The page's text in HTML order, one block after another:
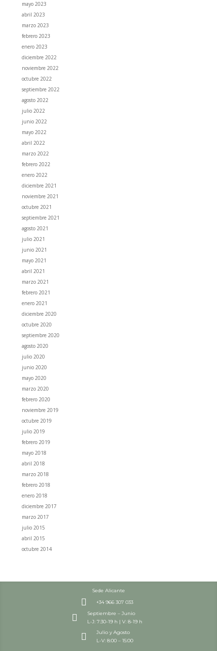
mayo 2023
abril 2023
marzo 2023
febrero 2023
enero 2023
diciembre 2022
noviembre 2022
octubre 2022
septiembre 2022
agosto 2022
julio 2022
junio 2022
mayo 2022
abril 2022
marzo 2022
febrero 2022
enero 2022
diciembre 2021
noviembre 2021
octubre 2021
septiembre 2021
agosto 2021
julio 2021
junio 2021
mayo 2021
abril 2021
marzo 2021
febrero 2021
enero 2021
diciembre 2020
octubre 2020
septiembre 2020
agosto 2020
julio 2020
junio 2020
mayo 2020
marzo 2020
febrero 2020
noviembre 2019
octubre 2019
julio 2019
febrero 2019
mayo 2018
abril 2018
marzo 2018
febrero 2018
enero 2018
diciembre 2017
marzo 2017
julio 2015
abril 2015
octubre 2014
Sede Alicante
 +34 966 307 033

Septiembre – Junio
L-J: 7:30-19 h | V: 8-19 h

Julio y Agosto
L-V: 8:00 – 15:00